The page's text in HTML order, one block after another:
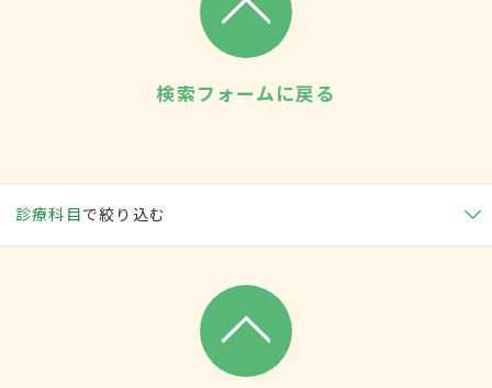
検索フォームに戻る
診療科目で絞り込む